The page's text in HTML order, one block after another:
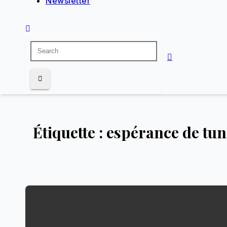
Étiquette : espérance de